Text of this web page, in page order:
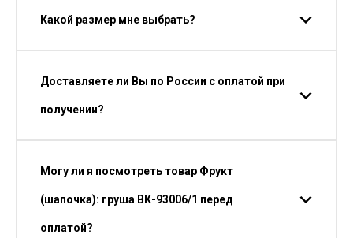
Какой размер мне выбрать?
Доставляете ли Вы по России с оплатой при
получении?
Могу ли я посмотреть товар Фрукт
(шапочка): груша ВК-93006/1 перед
оплатой?